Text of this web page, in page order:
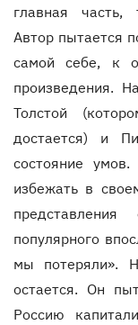
главная часть,
Автор пытается
самой себе, к
произведения.
Толстой
достается) и
состояние
избежать в
популярного
мы потеряли».
остается. Он
Россию